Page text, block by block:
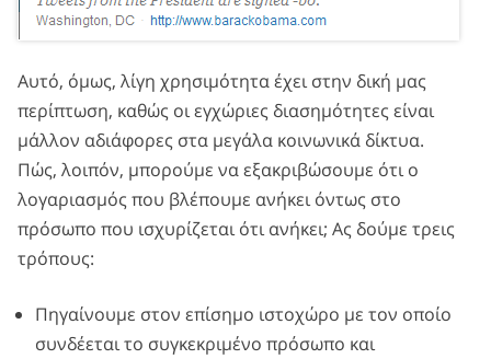
Αυτό, όμως, λίγη χρησιμότητα έχει στην δική μας
περίπτωση, καθώς οι εγχώριες διασημότητες είναι
μάλλον αδιάφορες στα μεγάλα κοινωνικά δίκτυα.
Πώς, λοιπόν, μπορούμε να εξακριβώσουμε ότι ο
λογαριασμός που βλέπουμε ανήκει όντως στο
πρόσωπο που ισχυρίζεται ότι ανήκει; Ας δούμε τρεις
τρόπους:
Πηγαίνουμε στον επίσημο ιστοχώρο με τον οποίο
συνδέεται το συγκεκριμένο πρόσωπο και